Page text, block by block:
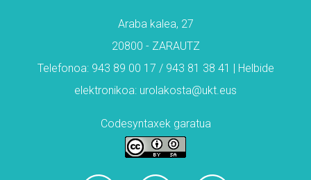
Araba kalea, 27
20800 - ZARAUTZ
Telefonoa: 943 89 00 17 / 943 81 38 41 | Helbide
elektronikoa: urolakosta@ukt.eus
Codesyntaxek garatua